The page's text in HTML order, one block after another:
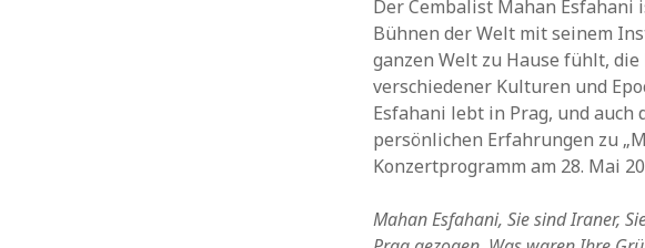
Der Cembalist Mahan Esfahani
Bühnen der Welt mit seinem
ganzen Welt zu Hause fühlt,
verschiedener Kulturen und
Esfahani lebt in Prag, und
persönlichen Erfahrungen zu
Konzertprogramm am 28. Mai
Mahan Esfahani, Sie sind Iraner,